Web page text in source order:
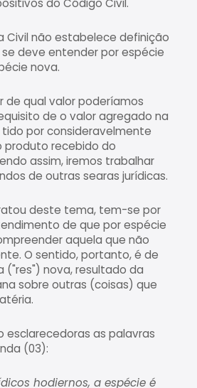
do Código Civil.
Civil não estabelece definição
deve entender por espécie
nova.
de qual valor poderíamos
de o valor agregado na
por consideravelmente
produto recebido do
assim, iremos trabalhar
de outras searas jurídicas.
deste tema, tem-se por
de que por espécie
aquela que não
O sentido, portanto, é de
("res") nova, resultado da
sobre outras (coisas) que
esclarecedoras as palavras
(03):
hodiernos, a espécie é